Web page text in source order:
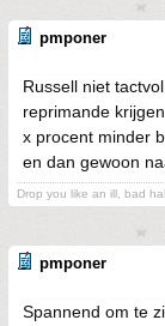
pmponer
Russell niet
reprimande krijgen
x procent minder
en dan gewoon
Drop you like an ill, bad
pmponer
Spannend om te